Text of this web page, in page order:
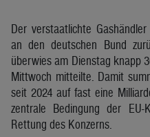
Der verstaatlichte
an den deutschen Bund
überwies am Dienstag knapp
Mittwoch mitteilte. Damit
seit 2024 auf fast eine
zentrale Bedingung der
Rettung des Konzerns.